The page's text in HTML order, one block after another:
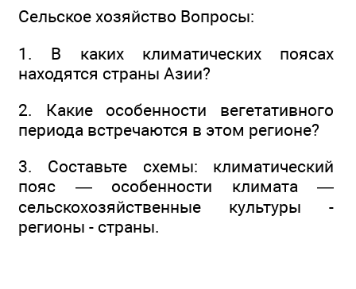
Сельское хозяйство Вопросы:
1. В каких климатических поясах
находятся страны Азии?
2. Какие особенности вегетативного
периода встречаются в этом регионе?
3. Составьте схемы: климатический
пояс — особенности климата —
сельскохозяйственные культуры -
регионы - страны.